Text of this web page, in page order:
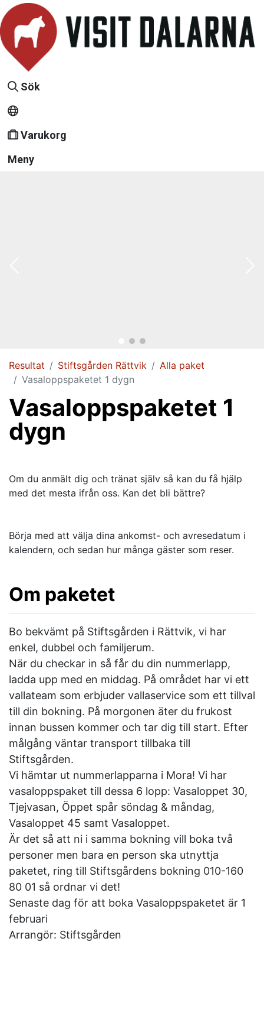
Sök
Varukorg
Meny
Resultat Stiftsgården Rättvik
Alla paket
Vasaloppspaketet 1 dygn
Vasaloppspaketet 1
dygn
Om du anmält dig och tränat själv så kan du få hjälp
med det mesta ifrån oss. Kan det bli bättre?
Börja med att välja dina ankomst- och avresedatum i
kalendern, och sedan hur många gäster som reser.
Om paketet
Bo bekvämt på Stiftsgården i Rättvik, vi har
enkel, dubbel och familjerum.
När du checkar in så får du din nummerlapp,
ladda upp med en middag. På området har vi ett
vallateam som erbjuder vallaservice som ett tillval
till din bokning. På morgonen äter du frukost
innan bussen kommer och tar dig till start. Efter
målgång väntar transport tillbaka till
Stiftsgården.
Vi hämtar ut nummerlapparna i Mora! Vi har
vasaloppspaket till dessa 6 lopp: Vasaloppet 30,
Tjejvasan, Öppet spår söndag & måndag,
Vasaloppet 45 samt Vasaloppet.
Är det så att ni i samma bokning vill boka två
personer men bara en person ska utnyttja
paketet, ring till Stiftsgårdens bokning 010-160
80 01 så ordnar vi det!
Senaste dag för att boka Vasaloppspaketet är 1
februari
Arrangör: Stiftsgården